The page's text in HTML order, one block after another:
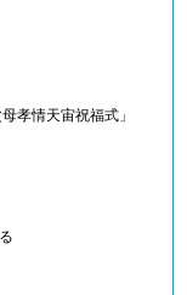
孝情天宙祝福式」